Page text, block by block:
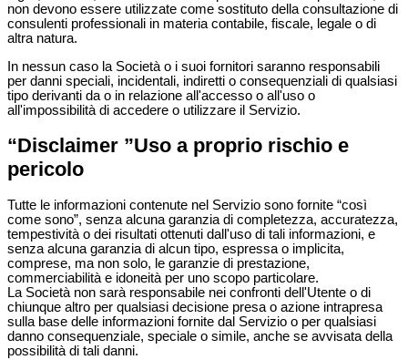
non devono essere utilizzate come sostituto della consultazione di
consulenti professionali in materia contabile, fiscale, legale o di
altra natura.
In nessun caso la Società o i suoi fornitori saranno responsabili
per danni speciali, incidentali, indiretti o consequenziali di qualsiasi
tipo derivanti da o in relazione all'accesso o all'uso o
all'impossibilità di accedere o utilizzare il Servizio.
“Disclaimer ”Uso a proprio rischio e
pericolo
Tutte le informazioni contenute nel Servizio sono fornite “così
come sono”, senza alcuna garanzia di completezza, accuratezza,
tempestività o dei risultati ottenuti dall'uso di tali informazioni, e
senza alcuna garanzia di alcun tipo, espressa o implicita,
comprese, ma non solo, le garanzie di prestazione,
commerciabilità e idoneità per uno scopo particolare.
La Società non sarà responsabile nei confronti dell'Utente o di
chiunque altro per qualsiasi decisione presa o azione intrapresa
sulla base delle informazioni fornite dal Servizio o per qualsiasi
danno consequenziale, speciale o simile, anche se avvisata della
possibilità di tali danni.